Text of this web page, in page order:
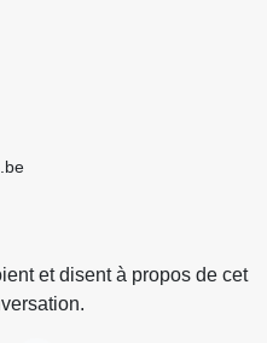
et disent à propos de cet